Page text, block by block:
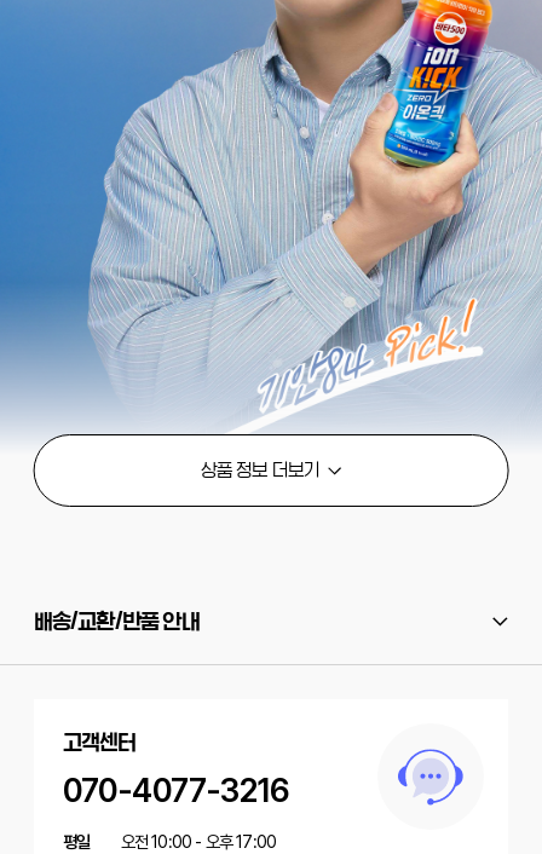
배송/교환/반품 안내
고객센터
070-4077-3216
평일
오전 10:00 - 오후 17:00